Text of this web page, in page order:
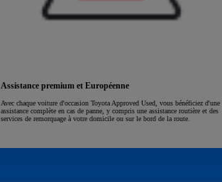
Assistance premium et Européenne
Avec chaque voiture d'occasion Toyota Approved Used, vous bénéficiez d'une
assistance complète en cas de panne, y compris une assistance routière et des
services de remorquage à votre domicile ou sur le bord de la route.